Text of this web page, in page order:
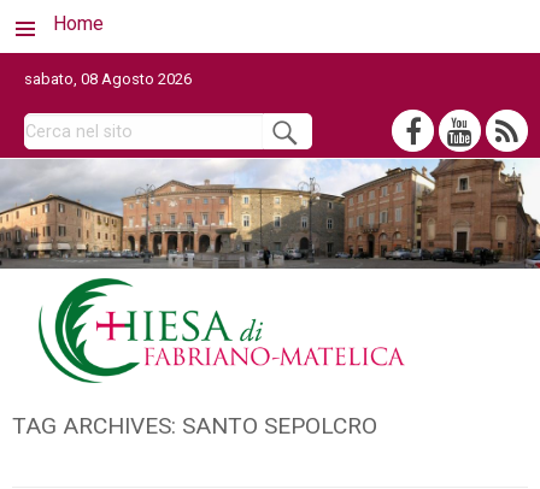
Home
sabato, 08 Agosto 2026
TAG ARCHIVES: SANTO SEPOLCRO